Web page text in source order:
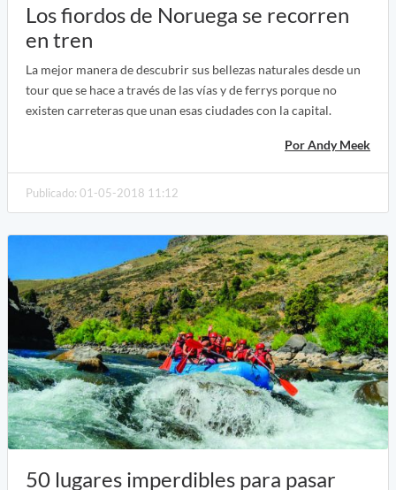
Los fiordos de Noruega se recorren
en tren
La mejor manera de descubrir sus bellezas naturales desde un
tour que se hace a través de las vías y de ferrys porque no
existen carreteras que unan esas ciudades con la capital.
Por Andy Meek
Publicado: 01-05-2018 11:12
50 lugares imperdibles para pasar